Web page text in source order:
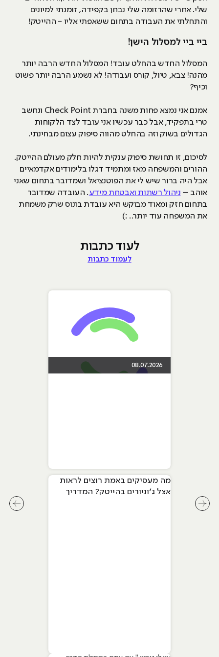
שלי. אחרי שהרזומה שלי נבחן בקפידה, זומנתי למיונים
והתחלתי את העבודה בתחום ששאפתי אליו - ההייטק!
ביי ביי למסלול הישן!
המסלול החדש בהחלט עובד! המסלול החדש הרבה יותר
מהנה! צבא, טיול, קורס ועבודה! לא נשמע הרבה יותר פשוט
וכיף?
אמנם אני נמצא פחות משנה בחברת Check Point ונחשב
טרי בתפקיד, אבל כבר עכשיו אני עובד לצד הלקוחות
הגדולים בשוק וזה בהחלט מהווה סיפוק עצום מבחינתי.
לסיכום, זו תחושת סיפוק ענקית להיות חלק מעולם ההייטק.
ההורים והמשפחה מאז ומתמיד דגלו בלימודים אקדמאיים
אבל היה ברור שיש לי את הפוטנציאל ושמדובר בתחום שאני
אוהב – ניהול רשתות ואבטחת מידע. העובדה שמדובר
בתחום חזק ומאוד מבוקש היא עובדת בונוס שרק משמחת
את המשפחה עוד יותר.. :)
לעוד כתבות
לעמוד כתבות
08.07.2026
מה מעסיקים באמת רוצים לראות
אצל ג׳וניורים בהייטק? המדריך
לחץ לחץ לשיקופית קודמת בסליידר מאמרים